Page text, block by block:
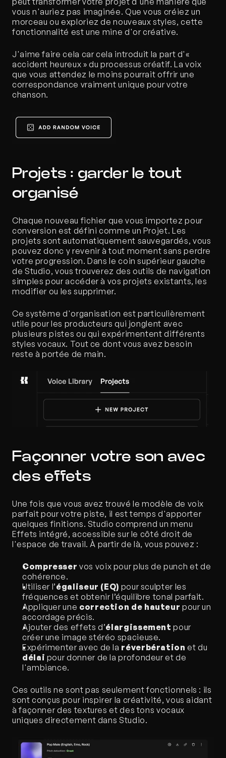
vous n'auriez pas imaginée. Que vous créiez un
morceau ou exploriez de nouveaux styles, cette
fonctionnalité est une mine d'or créative.
J'aime faire cela car cela introduit la part d'«
accident heureux » du processus créatif. La voix
que vous attendez le moins pourrait offrir une
correspondance vraiment unique pour votre
chanson.
Projets : garder le tout
organisé
Chaque nouveau fichier que vous importez pour
conversion est défini comme un Projet. Les
projets sont automatiquement sauvegardés, vous
pouvez donc y revenir à tout moment sans perdre
votre progression. Dans le coin supérieur gauche
de Studio, vous trouverez des outils de navigation
simples pour accéder à vos projets existants, les
modifier ou les supprimer.
Ce système d'organisation est particulièrement
utile pour les producteurs qui jonglent avec
plusieurs pistes ou qui expérimentent différents
styles vocaux. Tout ce dont vous avez besoin
reste à portée de main.
Façonner votre son avec
des effets
Une fois que vous avez trouvé le modèle de voix
parfait pour votre piste, il est temps d'apporter
quelques finitions. Studio comprend un menu
Effets intégré, accessible sur le côté droit de
l'espace de travail. À partir de là, vous pouvez :
Compresser vos voix pour plus de punch et de
cohérence.
Utiliser l’égaliseur (EQ) pour sculpter les
fréquences et obtenir l’équilibre tonal parfait.
Appliquer une correction de hauteur pour un
accordage précis.
Ajouter des effets d’élargissement pour
créer une image stéréo spacieuse.
Expérimenter avec de la réverbération
délai pour donner de la profondeur et de
l'ambiance.
Ces outils ne sont pas seulement fonctionnels : ils
sont conçus pour inspirer la créativité, vous aidant
à façonner des textures et des tons vocaux
uniques directement dans Studio.